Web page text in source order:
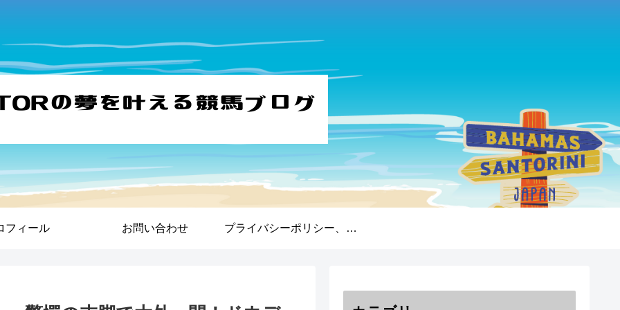
フィール お問い合わせ プライバシーポリシー、免責事項、著作権について